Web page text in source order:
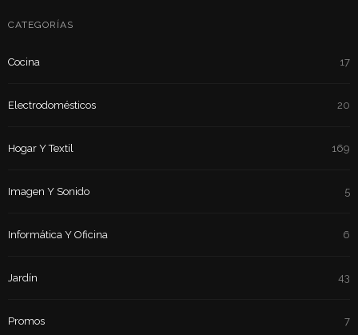
CATEGORÍAS
Cocina 17
Electrodomésticos 20
Hogar Y Textil 169
Imagen Y Sonido 5
Informática Y Oficina 6
Jardín 43
Promos 7